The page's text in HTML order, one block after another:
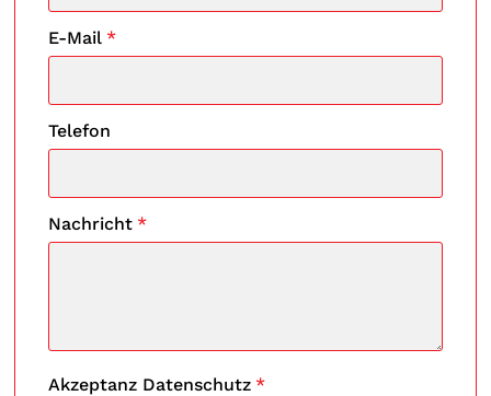
E-Mail *
Telefon
Nachricht *
Akzeptanz Datenschutz *